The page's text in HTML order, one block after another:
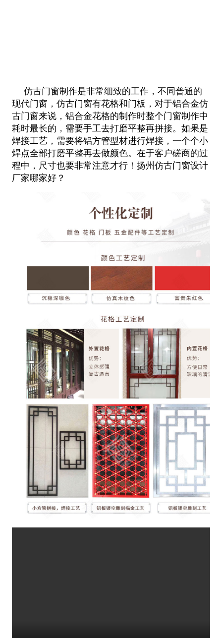
仿古门窗制作是非常细致的工作，不同普通的
现代门窗，仿古门窗有花格和门板，对于铝合金仿
古门窗来说，铝合金花格的制作时整个门窗制作中
耗时最长的，需要手工去打磨平整再拼接。如果是
焊接工艺，需要将铝方管型材进行焊接，一个个小
焊点全部打磨平整再去做颜色。在于客户磋商的过
程中，尺寸也要非常注意才行！扬州仿古门窗设计
厂家哪家好？